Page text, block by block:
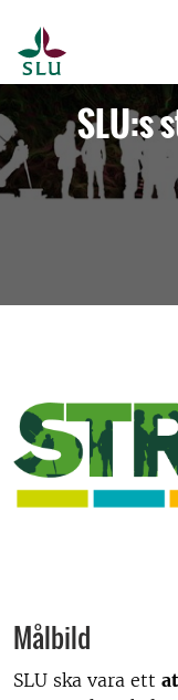
SLU:s
Målbild
SLU ska vara ett